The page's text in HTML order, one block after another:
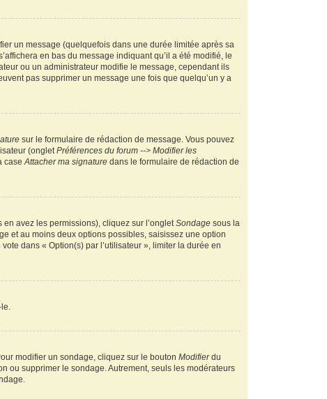
un message (quelquefois dans une durée limitée après sa
en bas du message indiquant qu’il a été modifié, le
ou un administrateur modifie le message, cependant ils
pas supprimer un message une fois que quelqu’un y a
sur le formulaire de rédaction de message. Vous pouvez
(ongletPréférences du forum --> Modifier les
caseAttacher ma signature dans le formulaire de rédaction de
en avez les permissions), cliquez sur l’ongletSondage sous la
et au moins deux options possibles, saisissez une option
dans « Option(s) par l’utilisateur », limiter la durée en
le.
modifier un sondage, cliquez sur le boutonModifierdu
ou supprimer le sondage. Autrement, seuls les modérateurs